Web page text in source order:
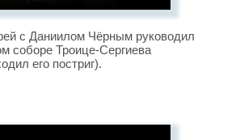
с Даниилом Чёрным руководил
соборе Троице-Сергиева
его постриг).